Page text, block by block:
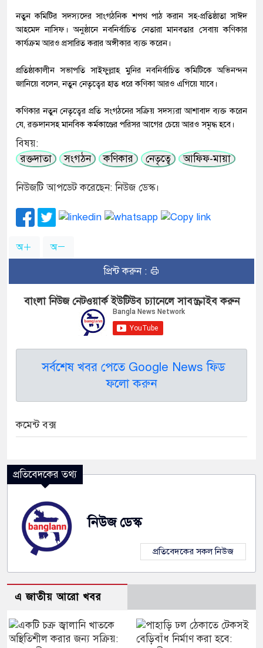
নতুন কমিটির সদস্যদের সাংগঠনিক শপথ পাঠ করান সহ-প্রতিষ্ঠাতা সাঈদ
আহমেদ নাসিফ। অনুষ্ঠানে নবনির্বাচিত নেতারা মানবতার সেবায় কণিকার
কার্যক্রম আরও প্রসারিত করার অঙ্গীকার ব্যক্ত করেন।
প্রতিষ্ঠাকালীন সভাপতি সাইফুল্লাহ মুনির নবনির্বাচিত কমিটিকে অভিনন্দন
জানিয়ে বলেন, নতুন নেতৃত্বের হাত ধরে কণিকা আরও এগিয়ে যাবে।
কণিকার নতুন নেতৃত্বের প্রতি সংগঠনের সক্রিয় সদস্যরা আশাবাদ ব্যক্ত করেন
যে, রক্তদানসহ মানবিক কর্মকাণ্ডের পরিসর আগের চেয়ে আরও সমৃদ্ধ হবে।
বিষয়:
রক্তদাতা
সংগঠন কণিকার নেতৃত্বে আফিফ-মায়া
নিউজটি আপডেট করেছেন: নিউজ ডেস্ক।
অ অ
প্রিন্ট করুন :
বাংলা নিউজ নেটওয়ার্ক ইউটিউব চ্যানেলে সাবস্ক্রাইব করুন
সর্বশেষ খবর পেতে Google News ফিড
ফলো করুন
কমেন্ট বক্স
প্রতিবেদকের তথ্য
নিউজ ডেস্ক
প্রতিবেদকের সকল নিউজ
এ জাতীয় আরো খবর